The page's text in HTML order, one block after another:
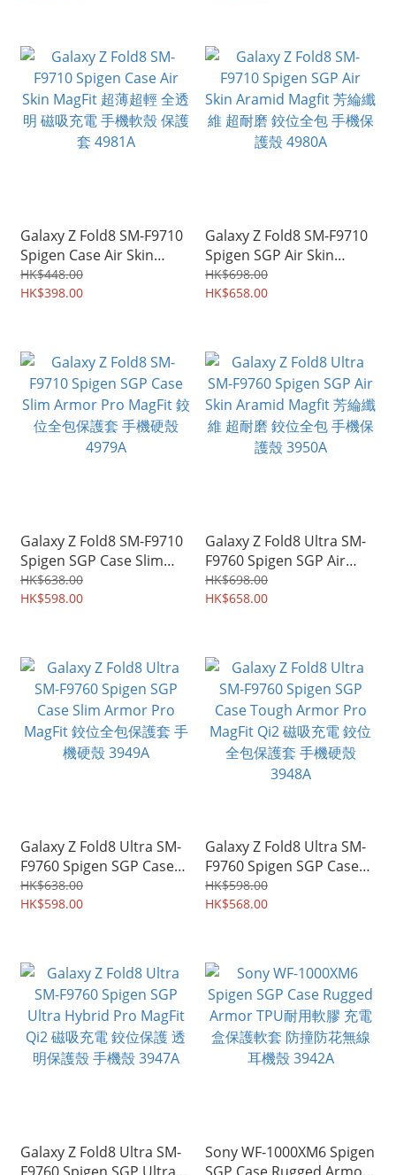
Galaxy Z Fold8 SM-F9710
Spigen Case Air Skin
MagFit 超薄超輕 全透明 磁
吸充電 手機軟殼 保護套
HK$448.00
HK$398.00
Galaxy Z Fold8 SM-F9710
Spigen SGP Air Skin
Aramid Magfit 芳綸纖維
超耐磨 鉸位全包 手機保護
HK$698.00
HK$658.00
Galaxy Z Fold8 SM-F9710
Spigen SGP Case Slim
Armor Pro MagFit 鉸位全
包保護套 手機硬殼 4979A
HK$638.00
HK$598.00
Galaxy Z Fold8 Ultra SM-
F9760 Spigen SGP Air
Skin Aramid Magfit 芳綸纖
維 超耐磨 鉸位全包 手機保
HK$698.00
HK$658.00
Galaxy Z Fold8 Ultra SM-
F9760 Spigen SGP Case
Slim Armor Pro MagFit 鉸
位全包保護套 手機硬殼
HK$638.00
HK$598.00
Galaxy Z Fold8 Ultra SM-
F9760 Spigen SGP Case
Tough Armor Pro MagFit
Qi2 磁吸充電 鉸位全包保護
HK$598.00
HK$568.00
Galaxy Z Fold8 Ultra SM-
Sony WF-1000XM6 Spigen